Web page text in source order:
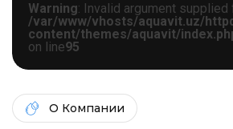
Warning: Invalid argument supplied
/var/www/vhosts/aquavit.uz/
content/themes/aquavit/
on line95
О Компании